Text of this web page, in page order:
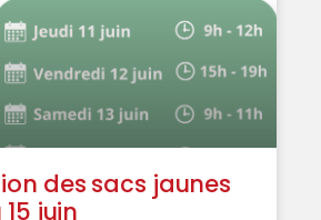
des sacs jaunes
15 juin